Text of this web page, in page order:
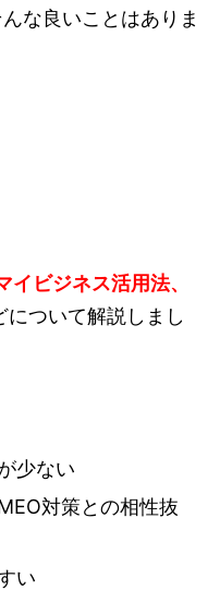
な良いことはありま
ビジネス活用法、
について解説しまし
少ない
対策との相性抜
い